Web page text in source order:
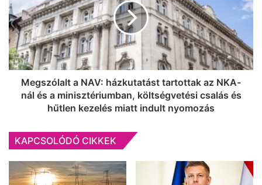
házkutatást
tartottak
az
NKA-
nál
és
minisztériumban,
költségvetési
hűtlen
miatt
indult
Megszólalt a NAV: házkutatást tartottak az NKA-
nál és a minisztériumban, költségvetési csalás és
hűtlen kezelés miatt indult nyomozás
KAPCSOLÓDÓ CIKKEK